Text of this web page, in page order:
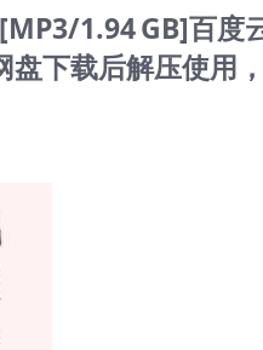
1.94 GB]百度
下载后解压使用，